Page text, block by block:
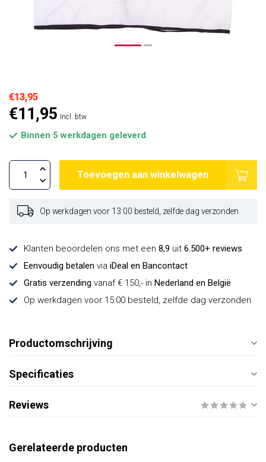
€13,95
€11,95 Incl. btw
Binnen 5 werkdagen geleverd
Toevoegen aan winkelwagen
Op werkdagen voor 13:00 besteld, zelfde dag verzonden
Klanten beoordelen ons met een 8,9 uit 6.500+ reviews
Eenvoudig betalen via iDeal en Bancontact
Gratis verzending vanaf € 150,- in Nederland en België
Op werkdagen voor 15:00 besteld, zelfde dag verzonden
Productomschrijving
Specificaties
Reviews
Gerelateerde producten